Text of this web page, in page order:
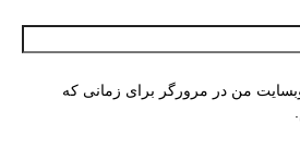
وبسایت من در مرورگر برای زمانی که